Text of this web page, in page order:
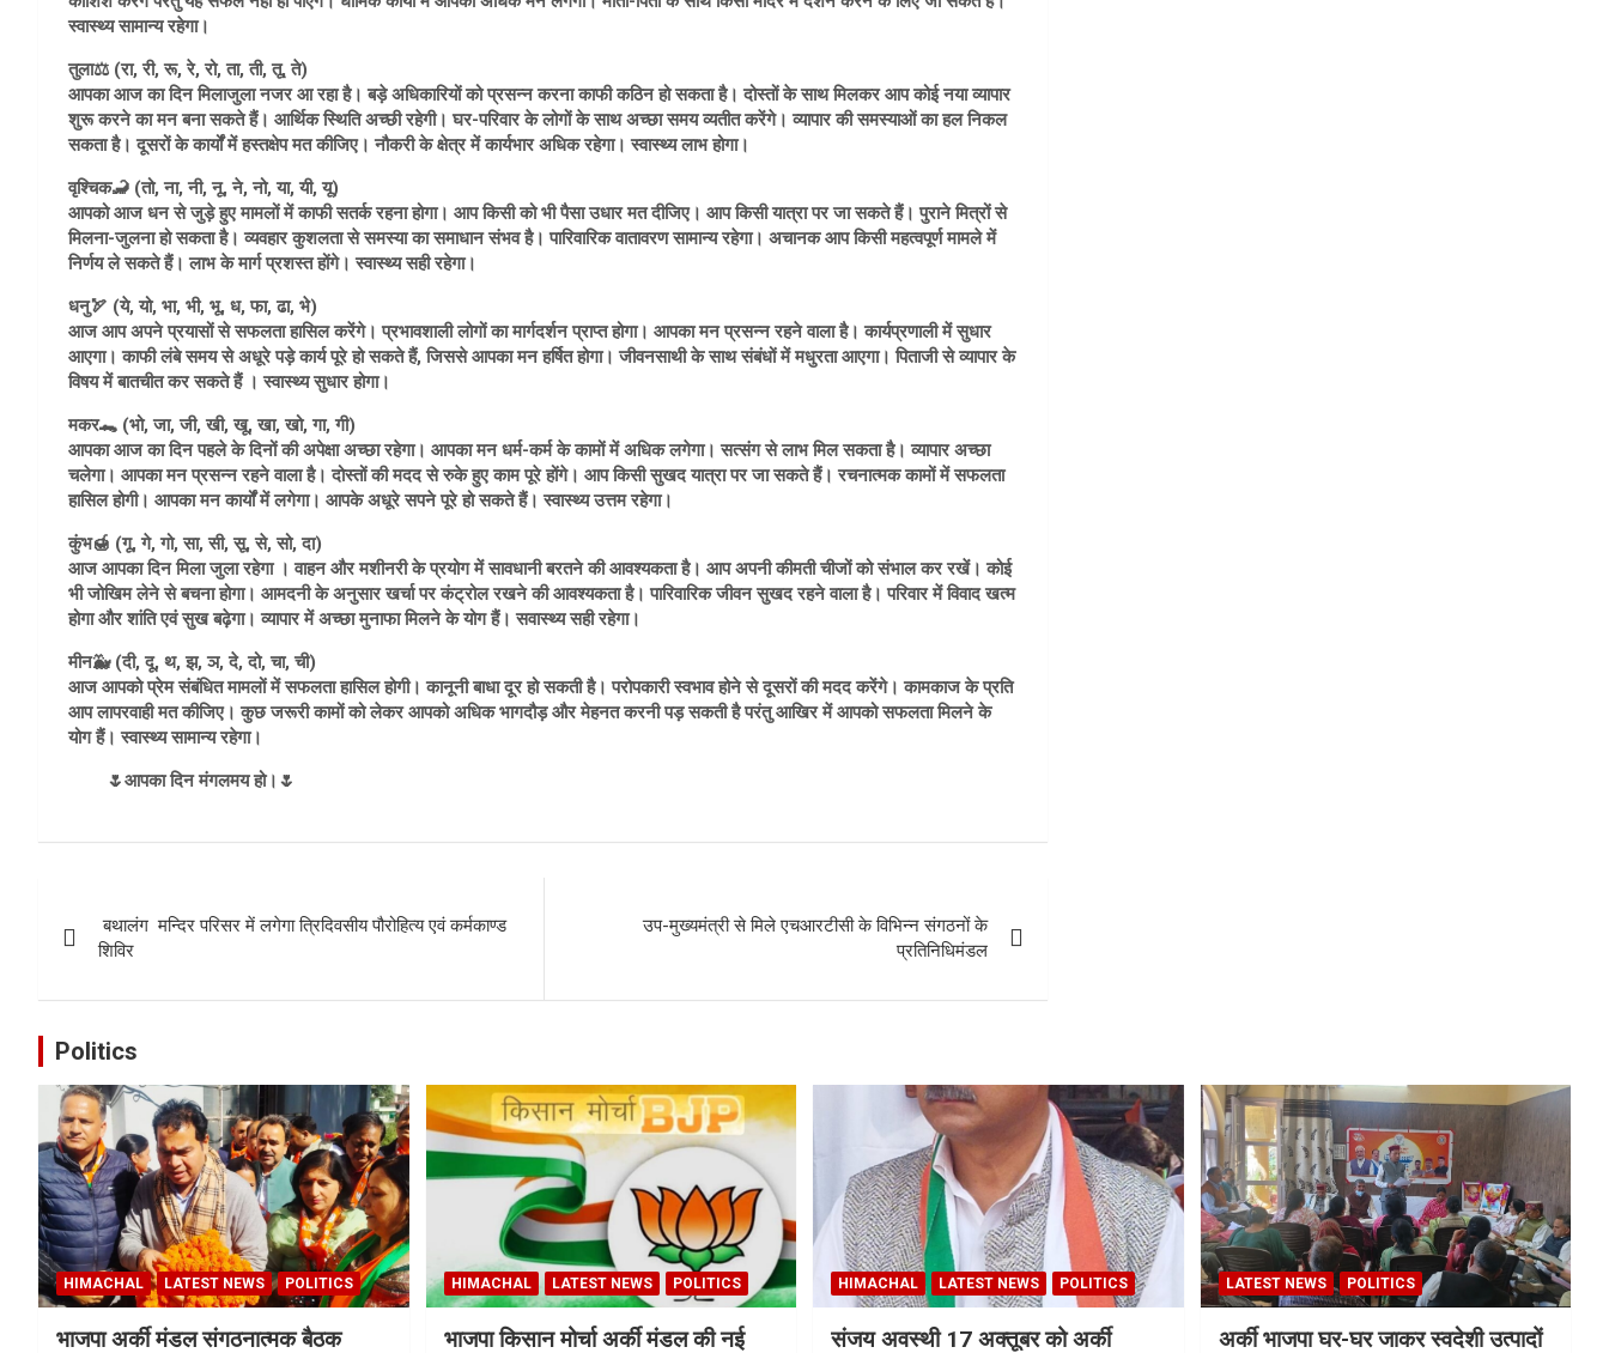
स्वास्थ्य सामान्य रहेगा।
तुला⚖️ (रा, री, रू, रे, रो, ता, ती, तू, ते)
आपका आज का दिन मिलाजुला नजर आ रहा है। बड़े अधिकारियों को प्रसन्न करना काफी कठिन हो सकता है। दोस्तों के साथ मिलकर आप कोई नया व्यापार
शुरू करने का मन बना सकते हैं। आर्थिक स्थिति अच्छी रहेगी। घर-परिवार के लोगों के साथ अच्छा समय व्यतीत करेंगे। व्यापार की समस्याओं का हल निकल
सकता है। दूसरों के कार्यों में हस्तक्षेप मत कीजिए। नौकरी के क्षेत्र में कार्यभार अधिक रहेगा। स्वास्थ्य लाभ होगा।
वृश्चिक🦂 (तो, ना, नी, नू, ने, नो, या, यी, यू)
आपको आज धन से जुड़े हुए मामलों में काफी सतर्क रहना होगा। आप किसी को भी पैसा उधार मत दीजिए। आप किसी यात्रा पर जा सकते हैं। पुराने मित्रों से
मिलना-जुलना हो सकता है। व्यवहार कुशलता से समस्या का समाधान संभव है। पारिवारिक वातावरण सामान्य रहेगा। अचानक आप किसी महत्वपूर्ण मामले में
निर्णय ले सकते हैं। लाभ के मार्ग प्रशस्त होंगे। स्वास्थ्य सही रहेगा।
धनु🏹 (ये, यो, भा, भी, भू, ध, फा, ढा, भे)
आज आप अपने प्रयासों से सफलता हासिल करेंगे। प्रभावशाली लोगों का मार्गदर्शन प्राप्त होगा। आपका मन प्रसन्न रहने वाला है। कार्यप्रणाली में सुधार
आएगा। काफी लंबे समय से अधूरे पड़े कार्य पूरे हो सकते हैं, जिससे आपका मन हर्षित होगा। जीवनसाथी के साथ संबंधों में मधुरता आएगा। पिताजी से व्यापार के
विषय में बातचीत कर सकते हैं । स्वास्थ्य सुधार होगा।
मकर🐊 (भो, जा, जी, खी, खू, खा, खो, गा, गी)
आपका आज का दिन पहले के दिनों की अपेक्षा अच्छा रहेगा। आपका मन धर्म-कर्म के कामों में अधिक लगेगा। सत्संग से लाभ मिल सकता है। व्यापार अच्छा
चलेगा। आपका मन प्रसन्न रहने वाला है। दोस्तों की मदद से रुके हुए काम पूरे होंगे। आप किसी सुखद यात्रा पर जा सकते हैं। रचनात्मक कामों में सफलता
हासिल होगी। आपका मन कार्यों में लगेगा। आपके अधूरे सपने पूरे हो सकते हैं। स्वास्थ्य उत्तम रहेगा।
कुंभ🍯 (गू, गे, गो, सा, सी, सू, से, सो, दा)
आज आपका दिन मिला जुला रहेगा । वाहन और मशीनरी के प्रयोग में सावधानी बरतने की आवश्यकता है। आप अपनी कीमती चीजों को संभाल कर रखें। कोई
भी जोखिम लेने से बचना होगा। आमदनी के अनुसार खर्चा पर कंट्रोल रखने की आवश्यकता है। पारिवारिक जीवन सुखद रहने वाला है। परिवार में विवाद खत्म
होगा और शांति एवं सुख बढ़ेगा। व्यापार में अच्छा मुनाफा मिलने के योग हैं। सवास्थ्य सही रहेगा।
मीन🐳 (दी, दू, थ, झ, ञ, दे, दो, चा, ची)
आज आपको प्रेम संबंधित मामलों में सफलता हासिल होगी। कानूनी बाधा दूर हो सकती है। परोपकारी स्वभाव होने से दूसरों की मदद करेंगे। कामकाज के प्रति
आप लापरवाही मत कीजिए। कुछ जरूरी कामों को लेकर आपको अधिक भागदौड़ और मेहनत करनी पड़ सकती है परंतु आखिर में आपको सफलता मिलने के
योग हैं। स्वास्थ्य सामान्य रहेगा।
🌷आपका दिन मंगलमय हो।🌷
navigation
बथालंग मन्दिर परिसर में लगेगा त्रिदिवसीय पौरोहित्य एवं कर्मकाण्ड
शिविर
उप-मुख्यमंत्री से मिले एचआरटीसी के विभिन्न संगठनों के
प्रतिनिधिमंडल
Politics
HIMACHAL LATEST NEWS POLITICS
भाजपा अर्की मंडल संगठनात्मक बैठक
HIMACHAL LATEST NEWS POLITICS
भाजपा किसान मोर्चा अर्की मंडल की नई
HIMACHAL LATEST NEWS POLITICS
संजय अवस्थी 17 अक्तूबर को अर्की
LATEST NEWS POLITICS
अर्की भाजपा घर-घर जाकर स्वदेशी उत्पादों